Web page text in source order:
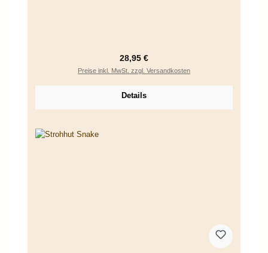
Regulärer Preis:
28,95 €
Preise inkl. MwSt. zzgl. Versandkosten
Details